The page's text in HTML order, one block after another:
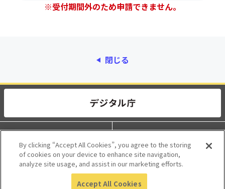
※受付期間外のため申請できません。
閉じる
動作環境 個人情報保護
利用規約 アクセシビリティ
© 2017 Digital Agency, Government of Japan.
By clicking “Accept All Cookies”, you agree to the storing
of cookies on your device to enhance site navigation,
analyze site usage, and assist in our marketing efforts.
Accept All Cookies